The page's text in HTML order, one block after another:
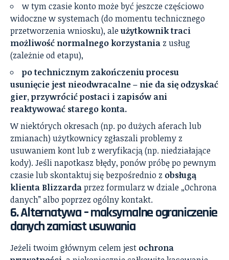
w tym czasie konto może być jeszcze częściowo
widoczne w systemach (do momentu technicznego
przetworzenia wniosku), aleużytkownik traci
możliwość normalnego korzystania z usług
(zależnie od etapu),
po technicznym zakończeniu procesu
usunięcie jest nieodwracalne – nie da się odzyskać
gier, przywrócić postaci i zapisów ani
reaktywować starego konta.
W niektórych okresach (np. po dużych aferach lub
zmianach) użytkownicy zgłaszali problemy z
usuwaniem kont lub z weryfikacją (np. niedziałające
kody). Jeśli napotkasz błędy, ponów próbę po pewnym
czasie lub skontaktuj się bezpośrednio z obsługą
klienta Blizzardaprzez formularz w dziale „Ochrona
danych” albo poprzez ogólny kontakt.
6. Alternatywa – maksymalne ograniczenie
danych zamiast usuwania
Jeżeli twoim głównym celem jest ochrona